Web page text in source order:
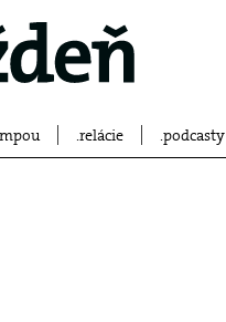
relácie podcasty